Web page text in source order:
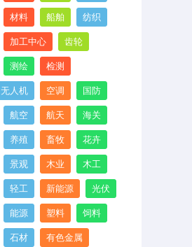
材料 船舶 纺织
加工中心 齿轮
测绘 检测
无人机 空调 国防
航空 航天 海关
养殖 畜牧 花卉
景观 木业 木工
轻工 新能源 光伏
能源 塑料 饲料
石材 有色金属